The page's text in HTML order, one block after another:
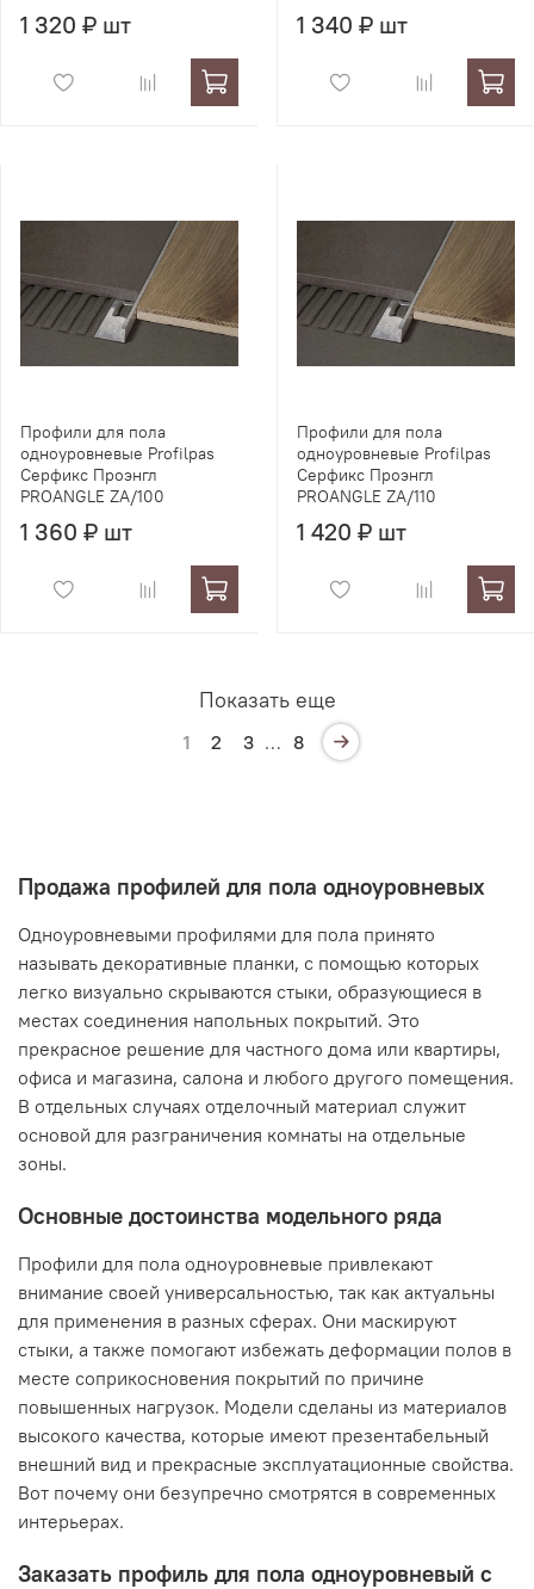
1 320 ₽ шт 1 340 ₽ шт
Профили для пола
одноуровневые Profilpas
Серфикс Проэнгл
PROANGLE ZA/100
1 360 ₽ шт
Профили для пола
одноуровневые Profilpas
Серфикс Проэнгл
PROANGLE ZA/110
1 420 ₽ шт
Показать еще
1 2 3 … 8
Продажа профилей для пола одноуровневых
Одноуровневыми профилями для пола принято
называть декоративные планки, с помощью которых
легко визуально скрываются стыки, образующиеся в
местах соединения напольных покрытий. Это
прекрасное решение для частного дома или квартиры,
офиса и магазина, салона и любого другого помещения.
В отдельных случаях отделочный материал служит
основой для разграничения комнаты на отдельные
зоны.
Основные достоинства модельного ряда
Профили для пола одноуровневые привлекают
внимание своей универсальностью, так как актуальны
для применения в разных сферах. Они маскируют
стыки, а также помогают избежать деформации полов в
месте соприкосновения покрытий по причине
повышенных нагрузок. Модели сделаны из материалов
высокого качества, которые имеют презентабельный
внешний вид и прекрасные эксплуатационные свойства.
Вот почему они безупречно смотрятся в современных
интерьерах.
Заказать профиль для пола одноуровневый с